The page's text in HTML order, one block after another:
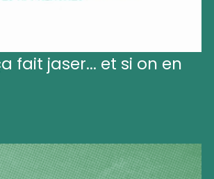
fait jaser... et si on en